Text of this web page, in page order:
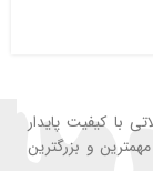
با کیفیت پایدار
و بزرگترین